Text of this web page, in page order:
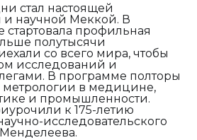
стал настоящей
и научной Меккой. В
стартовала профильная
полутысячи
со всего мира, чтобы
исследований и
В программе полторы
метрологии в медицине,
и промышленности.
к 175-летию
исследовательского